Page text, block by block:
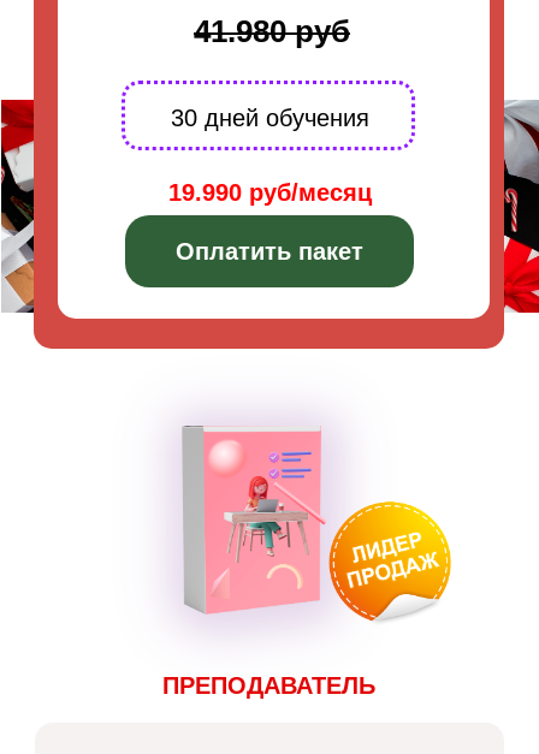
ПРЕПОДАВАТЕЛЬ
30 дней обучения
19.990 руб/месяц
41.980 руб
Оплатить пакет